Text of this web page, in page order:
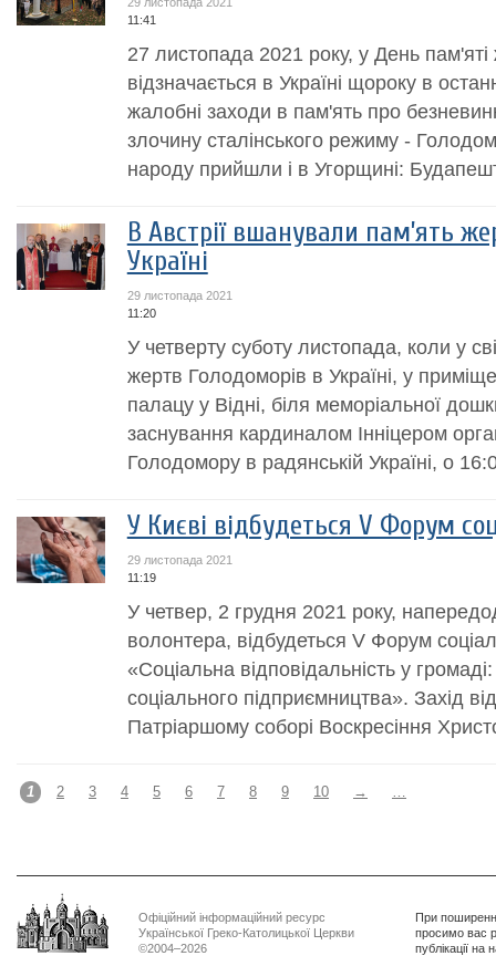
11:41
27 листопада 2021 року, у День
відзначається в Україні щороку в
жалобні заходи в пам'ять про
злочину сталінського режиму -
народу прийшли і в Угорщині:
В Австрії вшанували пам’ять
Україні
29 листопада 2021
11:20
У четверту суботу листопада, коли у
жертв Голодоморів в Україні, у
палацу у Відні, біля меморіальної
заснування кардиналом Інніцером
Голодомору в радянській Україні, о
У Києві відбудеться V Форум
29 листопада 2021
11:19
У четвер, 2 грудня 2021 року,
волонтера, відбудеться V Форум
«Соціальна відповідальність у
соціального підприємництва». Захід
Патріаршому соборі Воскресіння
1 2 3 4 5 6 7 8 9 10 → …
Офіційний інформаційний ресурс
Української Греко-Католицької Церкви
©2004–2026
При
просимо вас
публікації на